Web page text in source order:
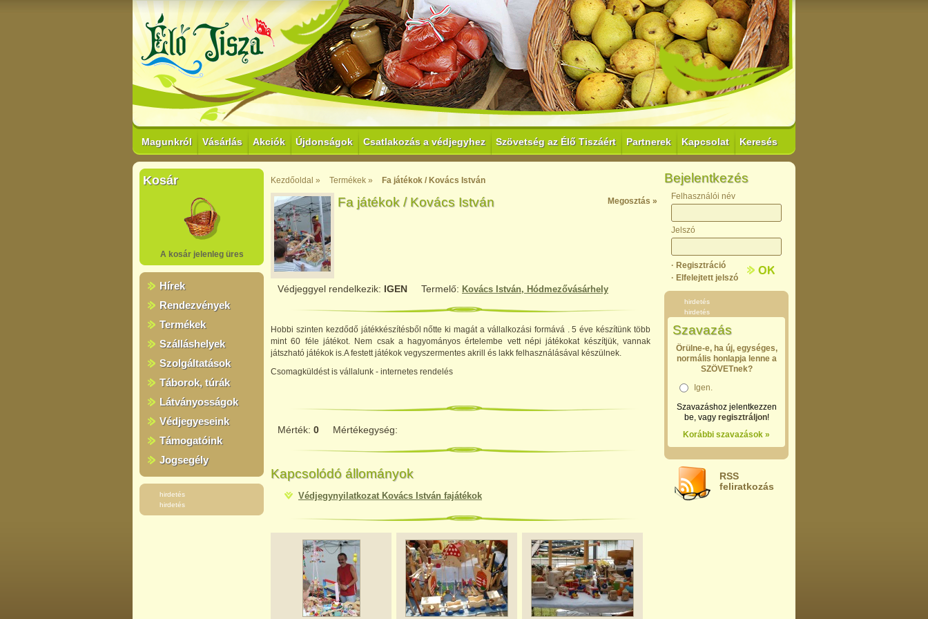
Magunkról Vásárlás Akciók Újdonságok Csatlakozás a védjegyhez Szövetség az Élő Tiszáért Partnerek Kapcsolat Keresés
Kosár
A kosár jelenleg üres
Hírek
Rendezvények
Termékek
Szálláshelyek
Szolgáltatások
Táborok, túrák
Látványosságok
Védjegyeseink
Támogatóink
Jogsegély
hirdetés
hirdetés
Kezdőoldal » Termékek » Fa játékok / Kovács István
Megosztás »
Fa játékok / Kovács István
Védjeggyel rendelkezik: IGEN Termelő: Kovács István, Hódmezővásárhely
Hobbi szinten kezdődő játékkészítésből nőtte ki magát a vállalkozási formává . 5 éve készítünk több
mint 60 féle játékot. Nem csak a hagyományos értelembe vett népi játékokat készítjük, vannak
játszható játékok is.A festett játékok vegyszermentes akrill és lakk felhasználásával készülnek.
Csomagküldést is vállalunk - internetes rendelés
Mérték: 0 Mértékegység:
Kapcsolódó állományok
Védjegynyilatkozat Kovács István fajátékok
Bejelentkezés
Felhasználói név
Jelszó
· Regisztráció
· Elfelejtett jelszó
hirdetés
hirdetés
Szavazás
Örülne-e, ha új, egységes,
normális honlapja lenne a
SZÖVETnek?
Igen.
Szavazáshoz jelentkezzen
be, vagy regisztráljon!
Korábbi szavazások »
RSS
feliratkozás